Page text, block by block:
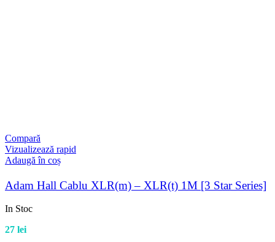
Compară
Vizualizează rapid
Adaugă în coș
Adam Hall Cablu XLR(m) – XLR(t) 1M [3 Star Series]
In Stoc
27 lei